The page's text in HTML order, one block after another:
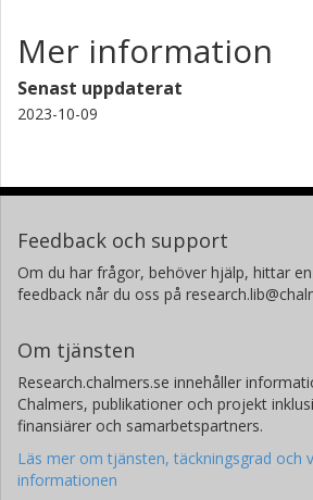
Mer information
Senast uppdaterat
2023-10-09
Feedback och support
Om du har frågor, behöver hjälp, hittar
feedback når du oss på
Om tjänsten
Research.chalmers.se innehåller
Chalmers, publikationer och projekt
finansiärer och samarbetspartners.
Läs mer om tjänsten, täckningsgrad och
informationen